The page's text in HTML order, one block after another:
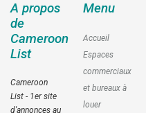
A propos
de
Cameroon
List
Cameroon
List - 1er site
d'annonces au
Menu
Accueil
Espaces
commerciaux
et bureaux à
louer